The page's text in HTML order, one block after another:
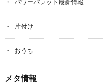
パワーパレット最新情報
片付け
おうち
メタ情報